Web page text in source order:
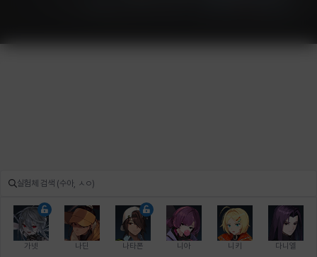
가넷 나딘 나타폰 니아 니키 다니엘